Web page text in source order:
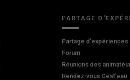
PARTAGE
Partage d'expériences
Forum
Réunions des
Rendez-vous Gest'eau